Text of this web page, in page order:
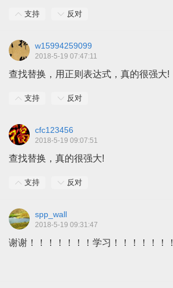
支持 反对
w15994259099
2018-5-19 07:47:11
查找替换，用 正则表达式， 真的很强大!
支持 反对
cfc123456
2018-5-19 09:07:51
查找替换，真的很强大!
支持 反对
spp_wall
2018-5-19 09:31:47
谢谢！！！！！！！学习！！！！！！！